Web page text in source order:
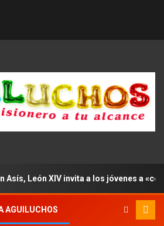
Asís, León XIV invita a los jóvenes a
AGUILUCHOS